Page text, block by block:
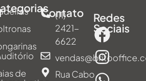
de
Contato
(11)
2421-
6622
Rua Cabo
Redes
Sociais